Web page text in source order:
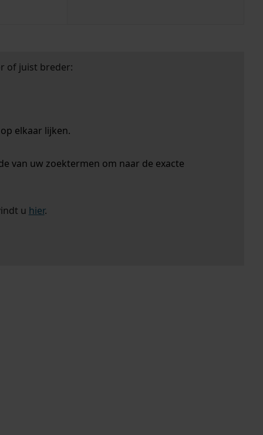
of juist breder:
elkaar lijken.
van uw zoektermen om naar de exacte
u hier.